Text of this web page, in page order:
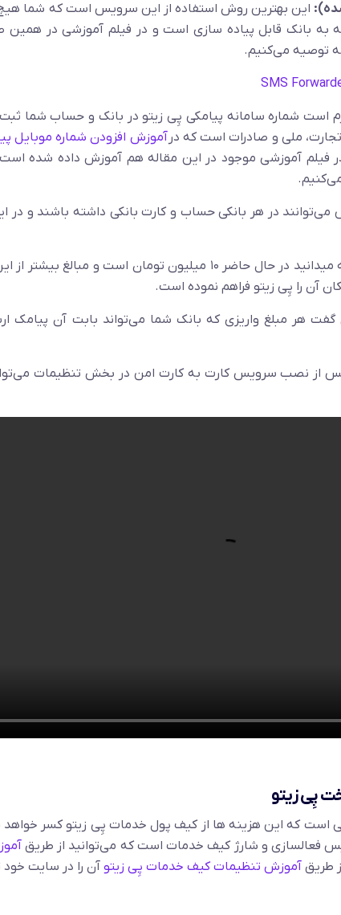
این بهترین روش استفاده از این سرویس است که شما
به بانک قابل پیاده سازی است و در فیلم آموزشی در
توصیه می‌کنیم.
است شماره سامانه پیامکی پِی زیتو در بانک و حساب شما
ملی و صادرات است که درآموزش افزودن شماره موبایل
فیلم آموزشی موجود در این مقاله هم آموزش داده شده است
می‌توانند در هر بانکی حساب و کارت بانکی داشته باشند و در
سقف سرویس کارت به کارت همان‌طور که میدانید در حال حاضر ۱۰ میلیون تومان
آن را پِی زیتو فراهم نموده است.
گفت هر مبلغ واریزی که بانک شما می‌تواند بابت آن پیامک
رو پس از نصب سرویس کارت به کارت امن در بخش تنظیمات
پِی زیتو
که این هزینه ها از کیف پول خدمات پِی زیتو کسر خواهد
طریق